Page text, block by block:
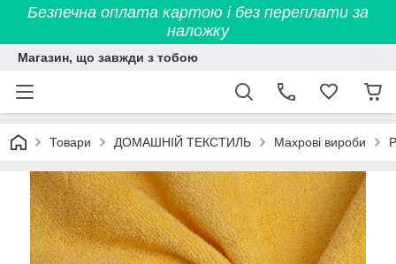
Безпечна оплата картою і без переплати за
наложку
Магазин, що завжди з тобою
Товари ДОМАШНІЙ ТЕКСТИЛЬ Махрові вироби